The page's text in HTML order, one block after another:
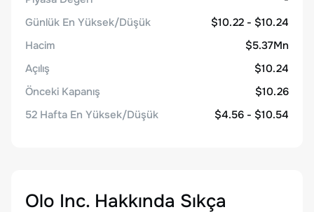
Günlük En Yüksek/Düşük
$10.22 - $10.24
Hacim
$5.37Mn
Açılış
$10.24
Önceki Kapanış
$10.26
52 Hafta En Yüksek/Düşük
$4.56 - $10.54
Olo Inc. Hakkında Sıkça